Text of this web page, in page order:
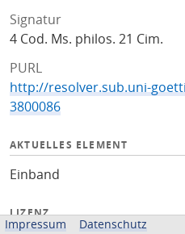
Signatur
4 Cod. Ms. philos. 21 Cim.
PURL
http://resolver.sub.uni-
3800086
AKTUELLES ELEMENT
Einband
LIZENZ
Impressum Datenschutz